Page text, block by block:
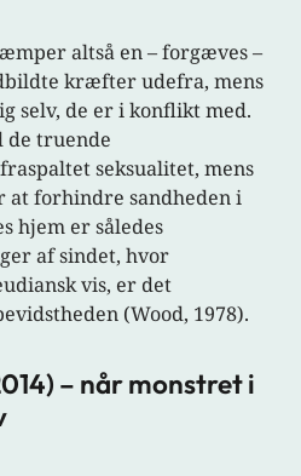
altså en – forgæves –
kræfter udefra, mens
selv, de er i konflikt med.
de truende
seksualitet, mens
at forhindre sandheden i
hjem er således
af sindet, hvor
vis, er det
(Wood, 1978).
– når monstret i